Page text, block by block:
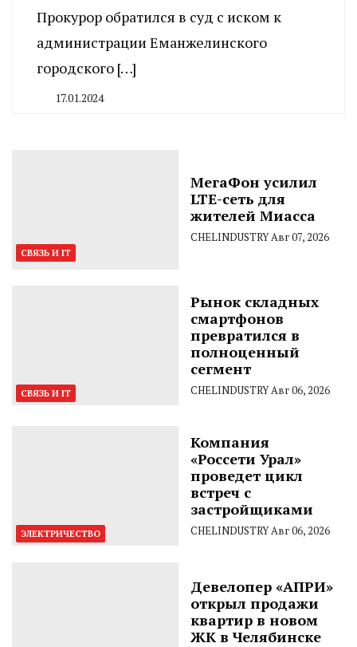
Прокурор обратился в суд с иском к
администрации Еманжелинского
городского […]
17.01.2024
СВЯЗЬ И IT
МегаФон усилил
LTE-сеть для
жителей Миасса
CHELINDUSTRYАвг 07, 2026
СВЯЗЬ И IT
Рынок складных
смартфонов
превратился в
полноценный
сегмент
CHELINDUSTRYАвг 06, 2026
ЭЛЕКТРИЧЕСТВО
Компания
«Россети Урал»
проведет цикл
встреч с
застройщиками
CHELINDUSTRYАвг 06, 2026
Девелопер «АПРИ»
открыл продажи
квартир в новом
ЖК в Челябинске